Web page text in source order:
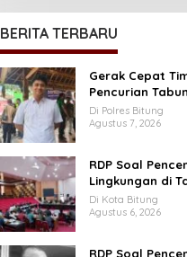
BERITA TERBARU
Gerak Cepat
Pencurian
Kursi Plastik
Di Polres Bitung
Agustus 7, 2026
RDP Soal
Lingkungan di
Cek Lokasi
Di Kota Bitung
Agustus 6, 2026
RDP Soal